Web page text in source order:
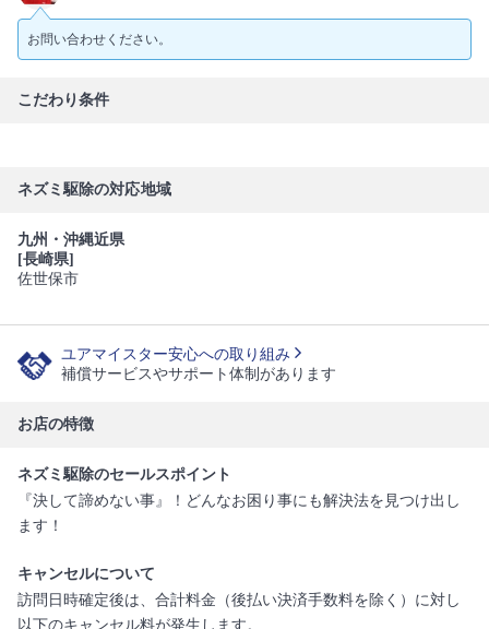
お問い合わせください。
こだわり条件
ネズミ駆除の対応地域
九州・沖縄近県
[長崎県]
佐世保市
ユアマイスター安心への取り組み
補償サービスやサポート体制があります
お店の特徴
ネズミ駆除のセールスポイント
『決して諦めない事』！どんなお困り事にも解決法を見つけ出し
ます！
キャンセルについて
訪問日時確定後は、合計料金（後払い決済手数料を除く）に対し
以下のキャンセル料が発生します。